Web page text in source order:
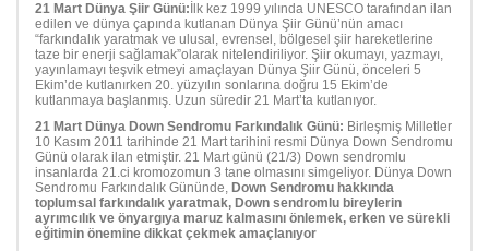
21 Mart Dünya Şiir Günü: İlk kez 1999 yılında UNESCO tarafından ilan
edilen ve dünya çapında kutlanan Dünya Şiir Günü’nün amacı
“farkındalık yaratmak ve ulusal, evrensel, bölgesel şiir hareketlerine
taze bir enerji sağlamak”olarak nitelendiriliyor. Şiir okumayı, yazmayı,
yayınlamayı teşvik etmeyi amaçlayan Dünya Şiir Günü, önceleri 5
Ekim’de kutlanırken 20. yüzyılın sonlarına doğru 15 Ekim’de
kutlanmaya başlanmış. Uzun süredir 21 Mart’ta kutlanıyor.
21 Mart Dünya Down Sendromu Farkındalık Günü: Birleşmiş Milletler
10 Kasım 2011 tarihinde 21 Mart tarihini resmi Dünya Down Sendromu
Günü olarak ilan etmiştir. 21 Mart günü (21/3) Down sendromlu
insanlarda 21.ci kromozomun 3 tane olmasını simgeliyor. Dünya Down
Sendromu Farkındalık Gününde, Down Sendromu hakkında
toplumsal farkındalık yaratmak, Down sendromlu bireylerin
ayrımcılık ve önyargıya maruz kalmasını önlemek, erken ve sürekli
eğitimin önemine dikkat çekmek amaçlanıyor